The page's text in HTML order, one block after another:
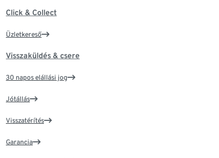
Click & Collect
Üzletkereső
Visszaküldés & csere
30 napos elállási jog
Jótállás
Visszatérítés
Garancia